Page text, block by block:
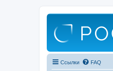
Ссылки FAQ